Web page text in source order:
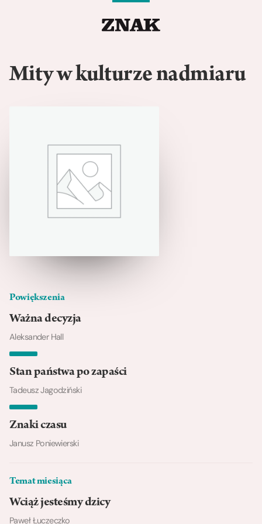
Mity w kulturze nadmiaru
Powiększenia
Ważna decyzja
Aleksander Hall
Stan państwa po zapaści
Tadeusz Jagodziński
Znaki czasu
Janusz Poniewierski
Temat miesiąca
Wciąż jesteśmy dzicy
Paweł Łuczeczko